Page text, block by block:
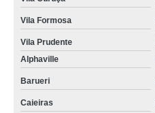
Vila Formosa
Vila Prudente
Alphaville
Barueri
Caieiras